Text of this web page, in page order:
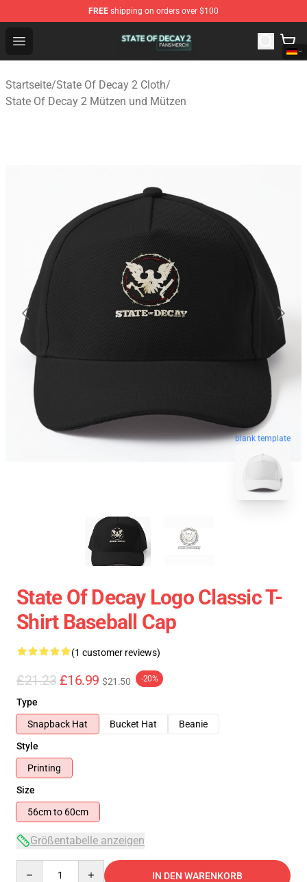
FREE shipping on orders over $100
Open menu
State Of Decay 2 Shop - Official State Of Decay 2
Startseite/State Of Decay 2 Cloth/
State Of Decay 2 Mützen und Mützen
blank template
State Of Decay Logo Classic T-
Shirt Baseball Cap
(1 customer reviews)
£21.23 £16.99 $21.50 -20%
Type
Snapback Hat
Bucket Hat
Beanie
Style
Printing
Size
56cm to 60cm
Größentabelle anzeigen
IN DEN WARENKORB